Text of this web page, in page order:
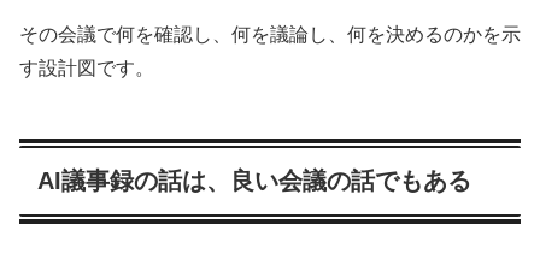
その会議で何を確認し、何を議論し、何を決めるのかを示
す設計図です。
AI議事録の話は、良い会議の話でもある